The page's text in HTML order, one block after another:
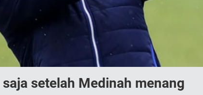
setelah Medinah menang